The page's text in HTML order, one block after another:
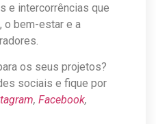
e intercorrências que
o bem-estar e a
os seus projetos?
sociais e fique por
, Facebook,